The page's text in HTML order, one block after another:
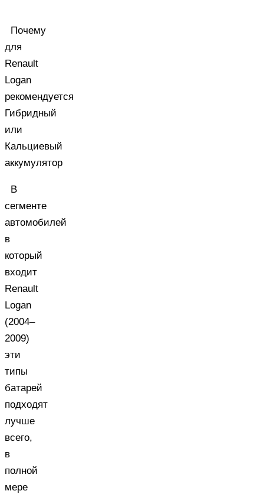
Почему
для
Renault
Logan
рекомендуется
Гибридный
или
Кальциевый
аккумулятор
В
сегменте
автомобилей
в
который
входит
Renault
Logan
(2004–
2009)
эти
типы
батарей
подходят
лучше
всего,
в
полной
мере